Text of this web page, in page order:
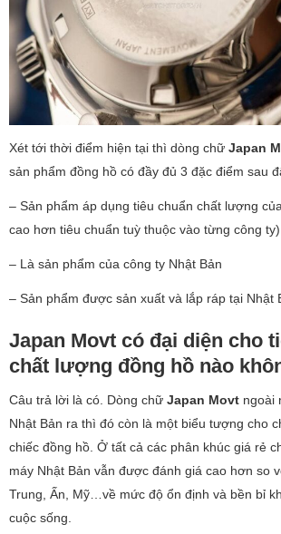
Xét tới thời điểm hiện tại thì dòng chữ Japan
sản phẩm đồng hồ có đầy đủ 3 đặc điểm sau
– Sản phẩm áp dụng tiêu chuẩn chất lượng
cao hơn tiêu chuẩn tuỳ thuộc vào từng công ty)
– Là sản phẩm của công ty Nhật Bản
– Sản phẩm được sản xuất và lắp ráp tại Nhật
Japan Movt có đại diện cho
chất lượng đồng hồ nào
Câu trả lời là có. Dòng chữ Japan Movt ngoài
Nhật Bản ra thì đó còn là một biểu tượng cho
chiếc đồng hồ. Ở tất cả các phân khúc giá rẻ
máy Nhật Bản vẫn được đánh giá cao hơn so
Trung, Ấn, Mỹ…về mức độ ổn định và bền bỉ
cuộc sống.